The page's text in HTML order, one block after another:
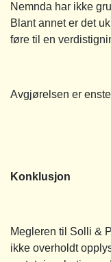
Nemnda har ikke
Blant annet er det
føre til en
Avgjørelsen er
Konklusjon
Megleren til Solli &
ikke overholdt